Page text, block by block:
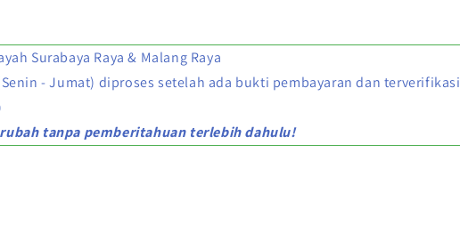
Surabaya Raya & Malang Raya
- Jumat) diproses setelah ada bukti pembayaran dan terverifikasi
tanpa pemberitahuan terlebih dahulu!